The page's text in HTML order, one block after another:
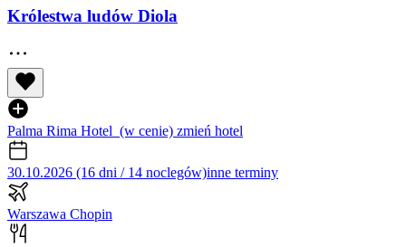
Królestwa ludów Diola
Palma Rima Hotel (w cenie) zmień hotel
30.10.2026 (16 dni / 14 noclegów)inne terminy
Warszawa Chopin